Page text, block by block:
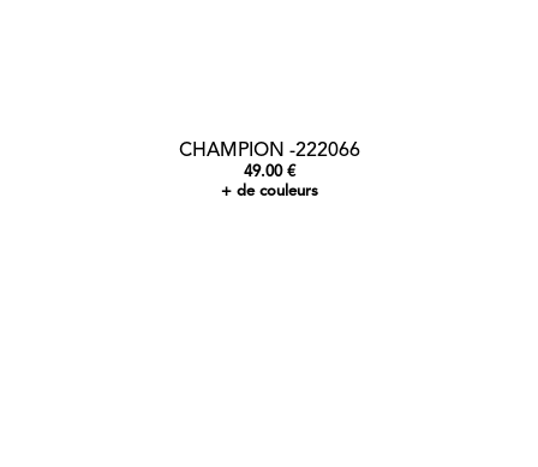
CHAMPION -222066
49.00 €
+ de couleurs